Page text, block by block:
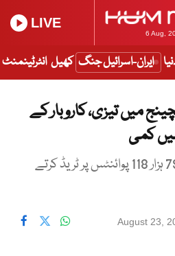
6 Aug,
LIVE
ایران-اسرائیل جنگ کھیل انٹرٹینمنٹ
میں تیزی، کاروبار کے
کمی
کاروبارکے دوران انڈیکس 79 ہزار 118 پوائنٹس پر ٹریڈ کرتے
August 23,